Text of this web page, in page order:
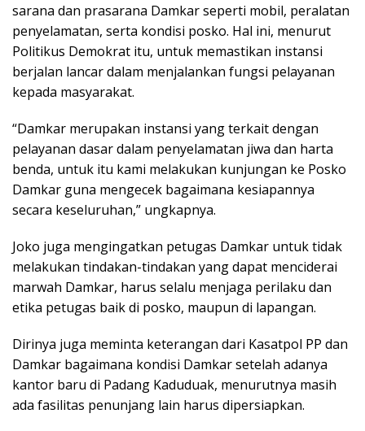
sarana dan prasarana Damkar seperti mobil, peralatan
penyelamatan, serta kondisi posko. Hal ini, menurut
Politikus Demokrat itu, untuk memastikan instansi
berjalan lancar dalam menjalankan fungsi pelayanan
kepada masyarakat.
“Damkar merupakan instansi yang terkait dengan
pelayanan dasar dalam penyelamatan jiwa dan harta
benda, untuk itu kami melakukan kunjungan ke Posko
Damkar guna mengecek bagaimana kesiapannya
secara keseluruhan,” ungkapnya.
Joko juga mengingatkan petugas Damkar untuk tidak
melakukan tindakan-tindakan yang dapat menciderai
marwah Damkar, harus selalu menjaga perilaku dan
etika petugas baik di posko, maupun di lapangan.
Dirinya juga meminta keterangan dari Kasatpol PP dan
Damkar bagaimana kondisi Damkar setelah adanya
kantor baru di Padang Kaduduak, menurutnya masih
ada fasilitas penunjang lain harus dipersiapkan.